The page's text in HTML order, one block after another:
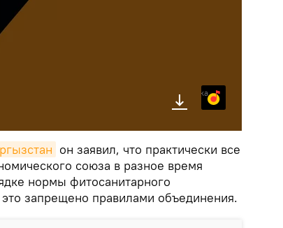
Яндекс.Музыка
он заявил, что практически все
союза в разное время
нормы фитосанитарного
запрещено правилами объединения.